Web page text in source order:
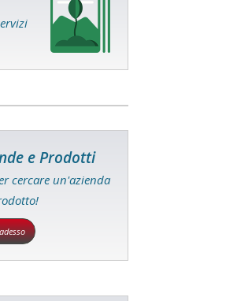
e Prodotti
cercare un'azienda